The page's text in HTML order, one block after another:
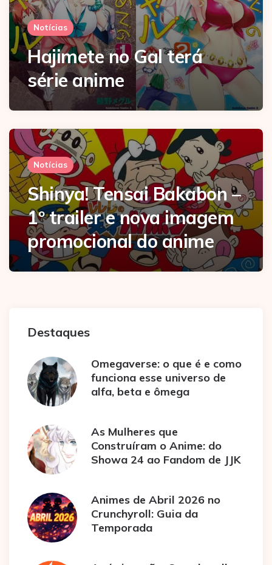
Notícias
Hajimete no Gal terá
série anime
Notícias
Shinya! Tensai Bakabon –
1º trailer e nova imagem
promocional do anime
Destaques
Omegaverse: o que é e como
funciona esse universo de
alfa, beta e ômega
As Mulheres que
Construíram o Anime: do
Showa 24 ao Fandom de JJK
Animes de Abril 2026 no
Crunchyroll: Guia da
Temporada